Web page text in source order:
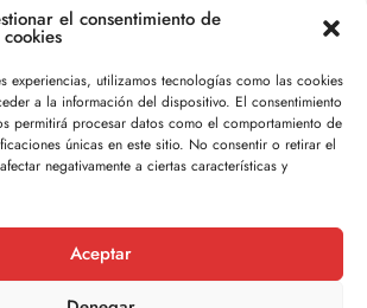
el consentimiento de
cookies
experiencias, utilizamos tecnologías como las cookies
a la información del dispositivo. El consentimiento
permitirá procesar datos como el comportamiento de
únicas en este sitio. No consentir o retirar el
negativamente a ciertas características y
Aceptar